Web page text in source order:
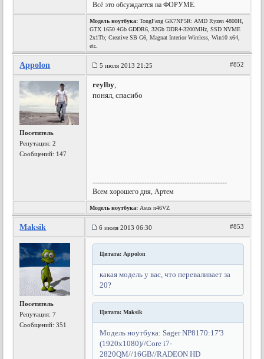
Всё это обсуждается на ФОРУМЕ.
Модель ноутбука: TongFang GK7NP5R: AMD Ryzen 4800H,
GTX 1650 4Gb GDDR6, 32Gb DDR4-3200MHz, SSD NVME
2x1Tb; Creative SB G6, Magnat Interior Wireless, Win10 x64,
etc.
Appolon 5 июля 2013 21:25 #852
Посетитель
Репутация:2
Сообщений: 147
reylby,
понял, спасибо
---------------------------------------------------------
Всем хорошего дня, Артем
Модель ноутбука: Asus n46VZ
Maksik 6 июля 2013 06:30 #853
Посетитель
Репутация:7
Сообщений: 351
Цитата: Appolon
какая модель у вас, что переваливает за
20?
Цитата: Maksik
Модель ноутбука: Sager NP8170:17'3
(1920x1080)//Core i7-
2820QM//16GB//RADEON HD